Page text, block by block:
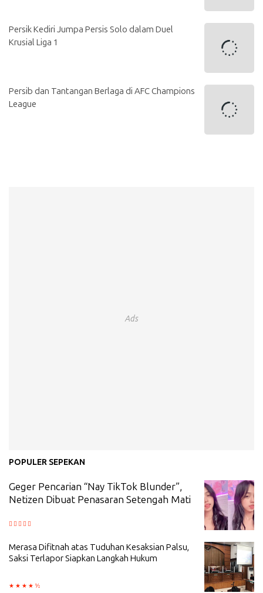
Persik Kediri Jumpa Persis Solo dalam Duel
Krusial Liga 1
Persib dan Tantangan Berlaga di AFC Champions
League
Ads
POPULER SEPEKAN
Geger Pencarian “Nay TikTok Blunder”,
Netizen Dibuat Penasaran Setengah Mati
Merasa Difitnah atas Tuduhan Kesaksian Palsu,
Saksi Terlapor Siapkan Langkah Hukum